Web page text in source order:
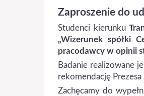
Zaproszenie do
Studenci kierunku
„Wizerunek spółki
pracodawcy w opinii
Badanie realizowane
rekomendację Prezesa
Zachęcamy do